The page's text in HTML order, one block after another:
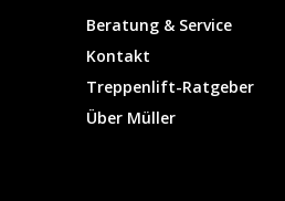
Beratung & Service
Kontakt
Treppenlift-Ratgeber
Über Müller